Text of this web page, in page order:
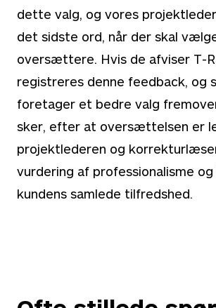
dette valg, og vores
det sidste ord, når der skal
oversættere. Hvis de afviser T-
registreres denne feedback, og
foretager et bedre valg
sker, efter at oversættelsen er
projektlederen og
vurdering af professionalisme
kundens samlede tilfredshed.